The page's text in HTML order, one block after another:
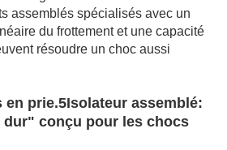
assemblés spécialisés avec un
du frottement et une capacité
résoudre un choc aussi
en prie.5Isolateur assemblé:
conçu pour les chocs